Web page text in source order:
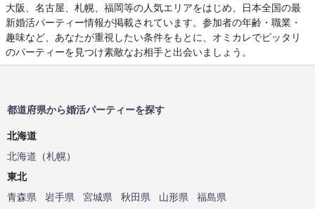
大阪、名古屋、札幌、福岡等の人気エリアをはじめ、日本全国の最
新婚活パーティー情報が掲載されています。参加者の年齢・職業・
趣味など、あなたが重視したい条件をもとに、オミカレでピッタリ
のパーティーを見つけ素敵なお相手と出会いましょう。
都道府県から婚活パーティーを探す
北海道
北海道 （札幌）
東北
青森県
岩手県 宮城県 秋田県 山形県 福島県